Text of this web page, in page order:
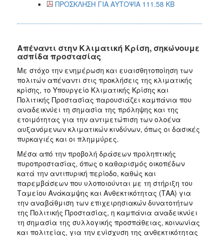
ΠΡΟΣΚΛΗΣΗ ΓΙΑ ΑΥΤΟΨΙΑ 111.58 KB
Απέναντι στην Κλιματική Κρίση, σηκώνουμε
ασπίδα προστασίας
Με στόχο την ενημέρωση και ευαισθητοποίηση των
πολιτών απέναντι στις προκλήσεις της κλιματικής
κρίσης, το Υπουργείο Κλιματικής Κρίσης και
Πολιτικής Προστασίας παρουσιάζει καμπάνια που
αναδεικνύει τη σημασία της πρόληψης και της
ετοιμότητας για την αντιμετώπιση των ολοένα
αυξανόμενων κλιματικών κινδύνων, όπως οι δασικές
πυρκαγιές και οι πλημμύρες.
Μέσα από την προβολή δράσεων προληπτικής
πυροπροστασίας, όπως ο καθαρισμός οικοπέδων
κατά την αντιπυρική περίοδο, καθώς και
παρεμβάσεων που υλοποιούνται με τη στήριξη του
Ταμείου Ανάκαμψης και Ανθεκτικότητας (ΤΑΑ) για
την αναβάθμιση των επιχειρησιακών δυνατοτήτων
της Πολιτικής Προστασίας, η καμπάνια αναδεικνύει
τη σημασία της συλλογικής προσπάθειας, κοινωνίας
και πολιτείας, για την ενίσχυση της ανθεκτικότητας